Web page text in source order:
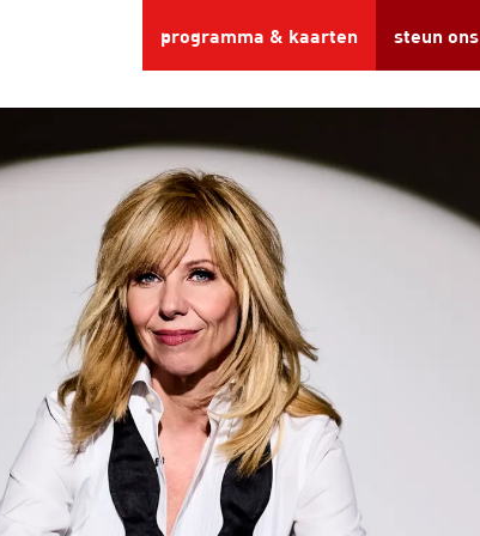
programma & kaarten steun ons